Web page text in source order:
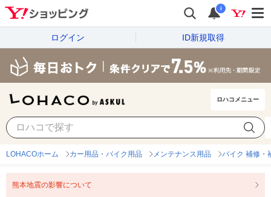
i
ログイン ID新規取得
ロハコメニュー
バイク 補修・補強用品
LOHACOホーム カー用品・バイク用品 メンテナンス用品 バイク 補修・
熊本地震の影響について